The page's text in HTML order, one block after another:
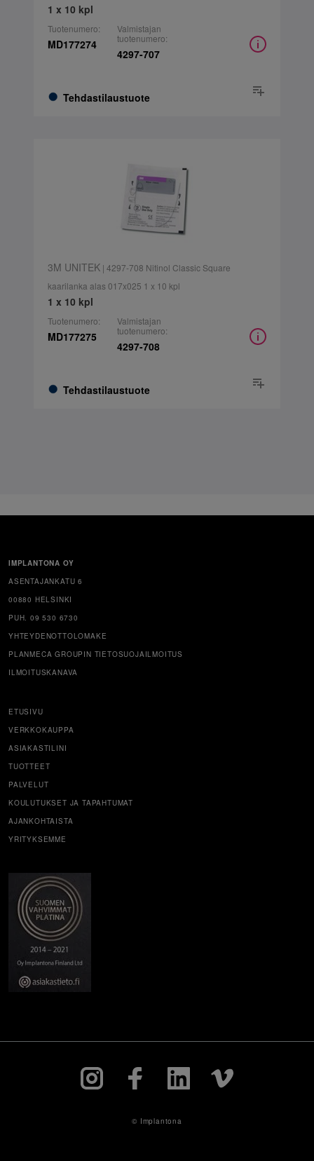
1 x 10 kpl
Tuotenumero:
MD177274
Tehdastilaustuote
Valmistajan
tuotenumero:
4297-707
3M UNITEK| 4297-708 Nitinol Classic Square
kaarilanka alas 017x025 1 x 10 kpl
1 x 10 kpl
Tuotenumero:
MD177275
Tehdastilaustuote
Valmistajan
tuotenumero:
4297-708
IMPLANTONA OY
ASENTAJANKATU 6
00880 HELSINKI
PUH. 09 530 6730
YHTEYDENOTTOLOMAKE
PLANMECA GROUPIN TIETOSUOJAILMOITUS
ILMOITUSKANAVA
ETUSIVU
VERKKOKAUPPA
ASIAKASTILINI
TUOTTEET
PALVELUT
KOULUTUKSET JA TAPAHTUMAT
AJANKOHTAISTA
YRITYKSEMME
© Implantona